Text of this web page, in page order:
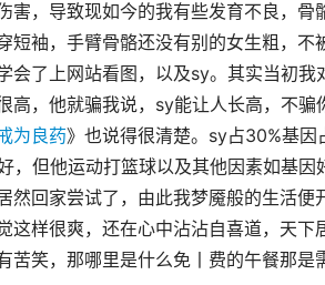
害，导致现如今的我有些发育不良，
短袖，手臂骨骼还没有别的女生粗，不
会了上网站看图，以及sy。其实当初
高，他就骗我说，sy能让人长高，不
为良药》也说得很清楚。sy占30%基
，但他运动打篮球以及其他因素如基
然回家尝试了，由此我梦魇般的生活
这样很爽，还在心中沾沾自喜道，天
苦笑，那哪里是什么免丨费的午餐那